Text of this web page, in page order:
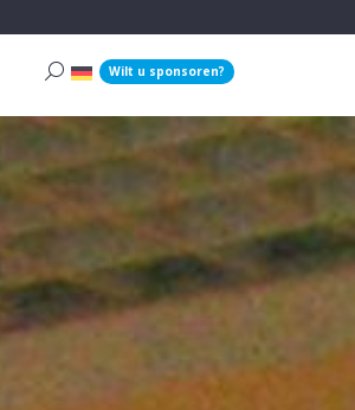
Wilt u sponsoren?